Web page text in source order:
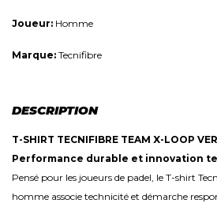
Joueur: Homme
Marque: Tecnifibre
DESCRIPTION
T-SHIRT TECNIFIBRE TEAM X-LOOP
Performance durable et innovation
Pensé pour les joueurs de padel, le T-shirt
homme associe technicité et démarche